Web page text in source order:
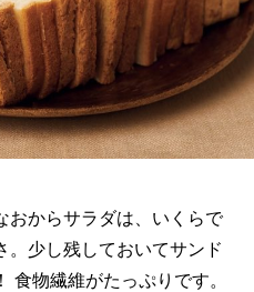
おからサラダは、いくらで
。少し残しておいてサンド
食物繊維がたっぷりです。